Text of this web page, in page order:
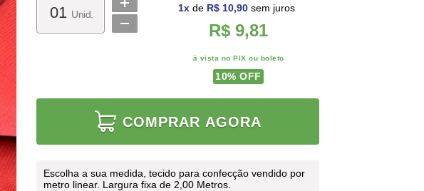
1xde R$ 10,90sem juros
R$ 9,81
à vista no PIX ou boleto
10% OFF
Unid.
COMPRAR AGORA
Escolha a sua medida, tecido para confecção vendido por
metro linear. Largura fixa de 2,00 Metros.